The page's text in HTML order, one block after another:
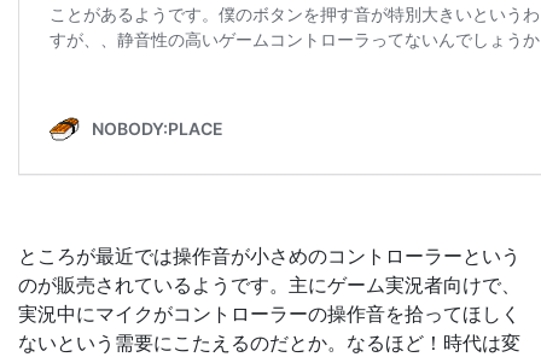
ところが最近では操作音が小さめのコントローラーという
のが販売されているようです。主にゲーム実況者向けで、
実況中にマイクがコントローラーの操作音を拾ってほしく
ないという需要にこたえるのだとか。なるほど！時代は変